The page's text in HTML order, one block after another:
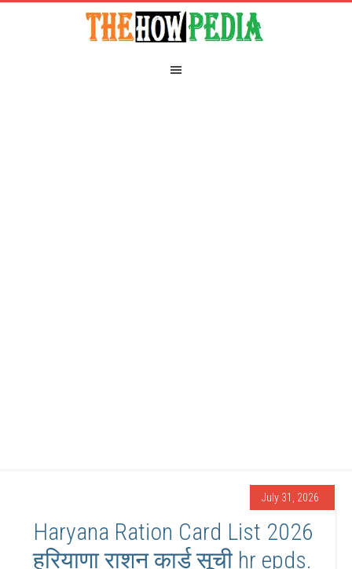
July 31, 2026
Haryana Ration Card List 2026
हरियाणा राशन कार्ड सूची hr epds.